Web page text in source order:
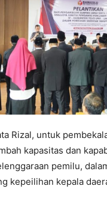
Rizal, untuk
kapasitas dan
pemilu,
kepeilihan kepala